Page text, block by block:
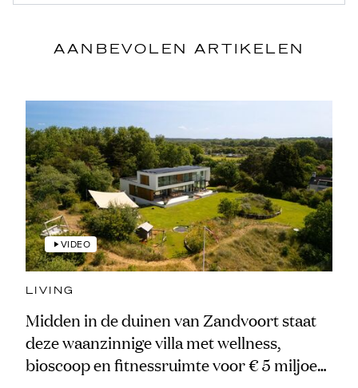
AANBEVOLEN ARTIKELEN
VIDEO
LIVING
Midden in de duinen van Zandvoort staat
deze waanzinnige villa met wellness,
bioscoop en fitnessruimte voor € 5 miljoen